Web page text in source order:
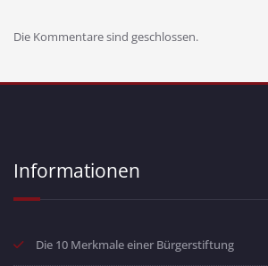
Die Kommentare sind geschlossen.
Informationen
Die 10 Merkmale einer Bürgerstiftung